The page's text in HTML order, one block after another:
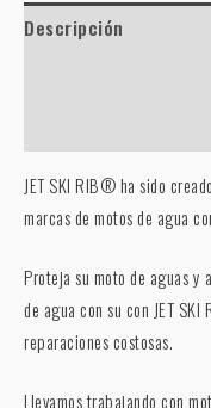
Descripción
JET SKI RIB® ha sido
marcas de motos de agua
Proteja su moto de aguas y
de agua con su con JET
reparaciones costosas.
Llevamos trabajando con